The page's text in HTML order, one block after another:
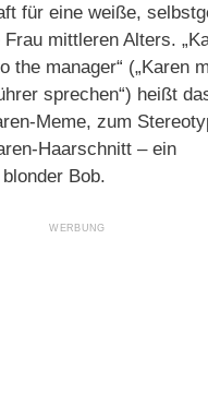
für eine weiße,
mittleren Alters.
the manager“ („Karen
sprechen“) heißt
Meme, zum
Haarschnitt – ein
Bob.